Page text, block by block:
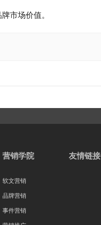
市场价值。
营销学院
软文营销
品牌营销
事件营销
友情链接